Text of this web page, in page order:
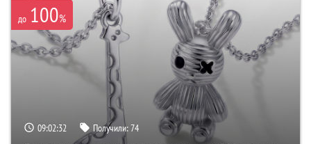
до 100%
09:02:31 Получили:74